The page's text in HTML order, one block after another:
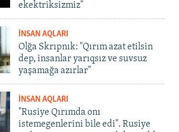
ekektriksizmiz"
İNSAN AQLARI
Olğa Skrıpnık: "Qırım azat etilsin
dep, insanlar yarıqsız ve suvsuz
yaşamağa azırlar"
İNSAN AQLARI
"Rusiye Qırımda onı
istemegenlerini bile edi". Rusiye